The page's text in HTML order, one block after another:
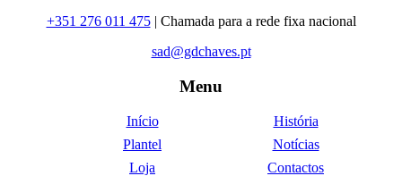
+351 276 011 475| Chamada para a rede fixa nacional
sad@gdchaves.pt
Menu
Início
História
Plantel
Notícias
Loja
Contactos